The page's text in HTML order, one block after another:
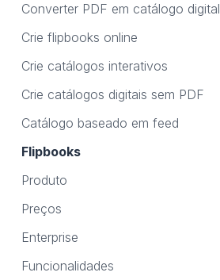
Converter PDF em catálogo digital
Crie flipbooks online
Crie catálogos interativos
Crie catálogos digitais sem PDF
Catálogo baseado em feed
Flipbooks
Produto
Preços
Enterprise
Funcionalidades